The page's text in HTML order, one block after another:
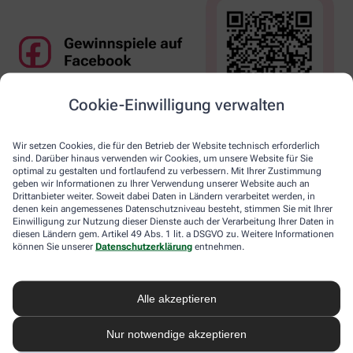
Cookie-Einwilligung verwalten
Wir setzen Cookies, die für den Betrieb der Website technisch erforderlich
sind. Darüber hinaus verwenden wir Cookies, um unsere Website für Sie
optimal zu gestalten und fortlaufend zu verbessern. Mit Ihrer Zustimmung
geben wir Informationen zu Ihrer Verwendung unserer Website auch an
Drittanbieter weiter. Soweit dabei Daten in Ländern verarbeitet werden, in
denen kein angemessenes Datenschutzniveau besteht, stimmen Sie mit Ihrer
Einwilligung zur Nutzung dieser Dienste auch der Verarbeitung Ihrer Daten in
diesen Ländern gem. Artikel 49 Abs. 1 lit. a DSGVO zu. Weitere Informationen
können Sie unserer Datenschutzerklärung entnehmen.
Alle akzeptieren
Nur notwendige akzeptieren